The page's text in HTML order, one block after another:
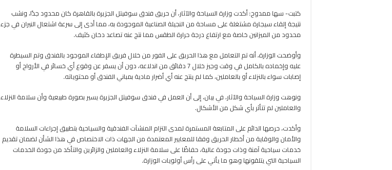
ملابسات
حريق
فندق
الجزيرة
مغلقة
كتبت- سها ممدوح: أكدت وزارة السياحة والآثار، أن حريق فندق سوفيتل الجزيرة بالقاهرة كان محدود جدًا، ونشب
نتيجة إلقاء سيجارة مشتغلة على مساحة من النجيلة الصناعية الموجودة به، مما أدى إلى سرعة اشتعال النيران في جزء
محدود من الميزانين خاصة مع ارتفاع درجة حرارة الطقس مما نتج عنه تصاعد دخان كثيف.
وأوضحت الوزارة، أنه تم التعامل مع هذا الحريق على الفور من خلال فريق الإطفاء الموجود بالفندق وتم السيطرة
عليه وإخماده بالكامل في وقت وجيز خلال 7 دقائق من اندلاعه، دون أن يسفر عن وقوع أي خسائر في الأرواح أو
إصابات سواء بالنزلاء أو بالعاملين، كما لم ينتج عنه أي أضرار مادية بمباني الفندق أو محتوياته.
ونوهت وزارة السياحة والآثار، في بيان، إلى أن العمل في فندق سوفيتل الجزيرة يسير بصورة طبيعية وأن سلامة النزلاء
والعاملين لم تتأثر بأي شكل من الأشكال.
وأكدت، حرصها الدائم على المتابعة المستمرة لمدى التزام المنشآت الفندقية والسياحية بتطبيق إجراءات السلامة
والأمان والوقاية من أخطار الحريق وفقا للمعايير المعتمدة من الجهات ذات الاختصاص في هذا الشأن لضمان تقديم
خدمات سياحية آمنة وذات جودة عالية، حفاظًا على سلامة النزلاء والعاملين والزائرين والتأكد من جودة الخدمات
السياحية التي يتلقونها وهو ما يأتي على رأس أولويات الوزارة.